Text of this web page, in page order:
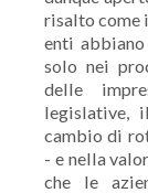
risalto come
enti
solo nei
delle
legislative,
cambio di
- e nella
che le